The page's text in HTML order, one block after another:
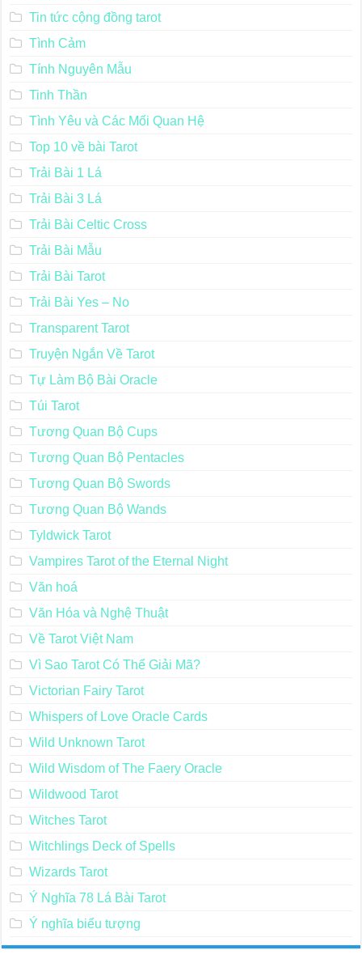
Tin tức cộng đồng tarot
Tình Cảm
Tính Nguyên Mẫu
Tinh Thần
Tình Yêu và Các Mối Quan Hệ
Top 10 về bài Tarot
Trải Bài 1 Lá
Trải Bài 3 Lá
Trải Bài Celtic Cross
Trải Bài Mẫu
Trải Bài Tarot
Trải Bài Yes – No
Transparent Tarot
Truyện Ngắn Về Tarot
Tự Làm Bộ Bài Oracle
Túi Tarot
Tương Quan Bộ Cups
Tương Quan Bộ Pentacles
Tương Quan Bộ Swords
Tương Quan Bộ Wands
Tyldwick Tarot
Vampires Tarot of the Eternal Night
Văn hoá
Văn Hóa và Nghệ Thuật
Về Tarot Việt Nam
Vì Sao Tarot Có Thể Giải Mã?
Victorian Fairy Tarot
Whispers of Love Oracle Cards
Wild Unknown Tarot
Wild Wisdom of The Faery Oracle
Wildwood Tarot
Witches Tarot
Witchlings Deck of Spells
Wizards Tarot
Ý Nghĩa 78 Lá Bài Tarot
Ý nghĩa biểu tượng